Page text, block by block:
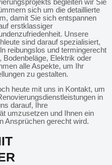
begleiten wir Sie
sich um die detaillierte
damit Sie sich entspannen
erstklassiger
Unsere
sind darauf spezialisiert,
reibungslos und termingerecht
Elektrik oder
alle Aspekte, um Ihr
zu gestalten.
heute mit uns in Kontakt, um
in
darauf, Ihre
umzusetzen und Ihnen ein
Ansprüchen gerecht wird.